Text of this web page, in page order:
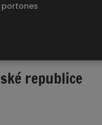
portones
republice